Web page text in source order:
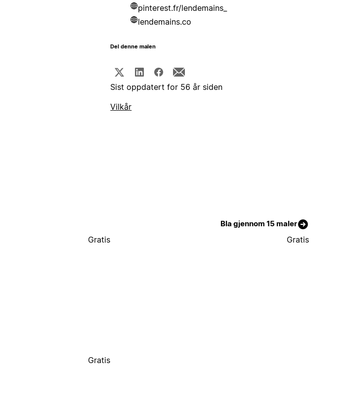
pinterest.fr/lendemains_
lendemains.co
Del denne malen
Sist oppdatert for 56 år siden
Vilkår
Bla gjennom 15 maler
Gratis Gratis
Gratis